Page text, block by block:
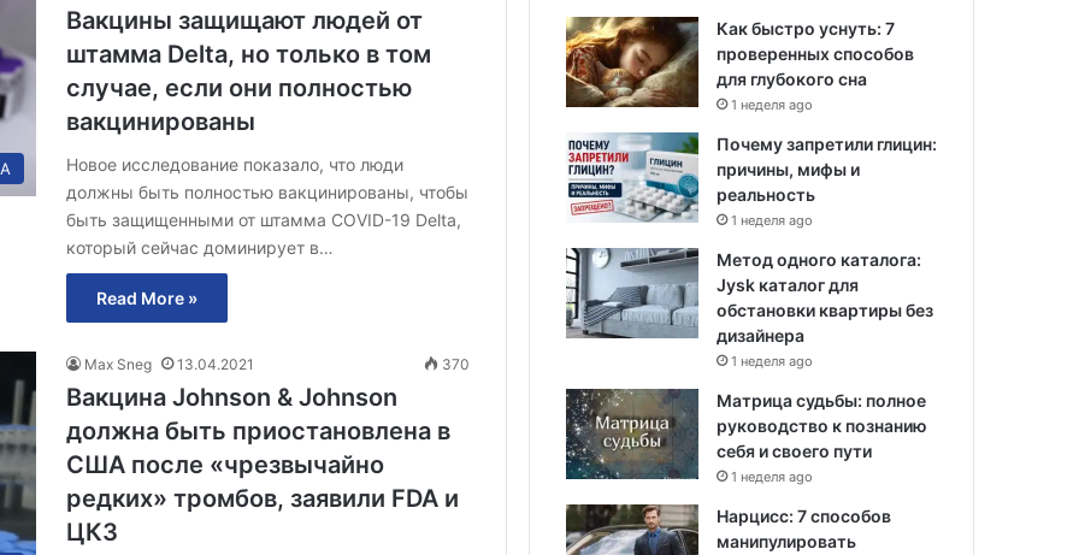
Вакцины защищают людей от
штамма Delta, но только в том
случае, если они полностью
вакцинированы
Новое исследование показало, что люди
должны быть полностью вакцинированы, чтобы
быть защищенными от штамма COVID-19 Delta,
который сейчас доминирует в…
Read More »
Max Sneg 13.04.2021 370
Вакцина Johnson & Johnson
должна быть приостановлена в
США после «чрезвычайно
редких» тромбов, заявили FDA и
ЦКЗ
Как быстро уснуть: 7
проверенных способов
для глубокого сна
1 неделя ago
Почему запретили глицин:
причины, мифы и
реальность
1 неделя ago
Метод одного каталога:
Jysk каталог для
обстановки квартиры без
дизайнера
1 неделя ago
Матрица судьбы: полное
руководство к познанию
себя и своего пути
1 неделя ago
Нарцисс: 7 способов
манипулировать